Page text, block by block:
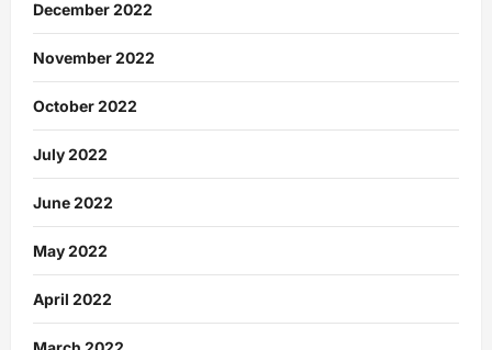
December 2022
November 2022
October 2022
July 2022
June 2022
May 2022
April 2022